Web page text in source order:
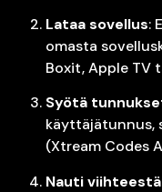
Lataa sovellus:
omasta
Boxit, Apple TV
Syötä
käyttäjätunnus,
(Xtream Codes
Nauti viihteestä